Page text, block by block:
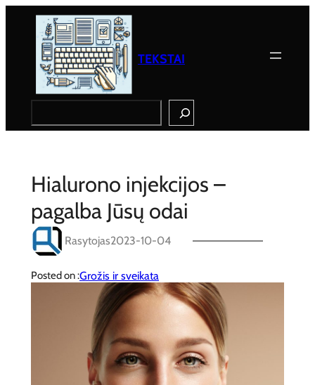
TEKSTAI
Hialurono injekcijos –
pagalba Jūsų odai
Rasytojas2023-10-04
Posted on :Grožis ir sveikata